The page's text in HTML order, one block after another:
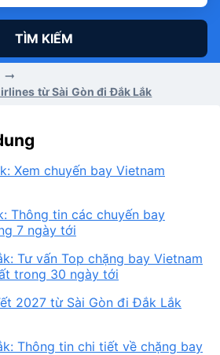
TÌM KIẾM
từ Sài Gòn đi Đắk Lắk
Xem chuyến bay Vietnam
Thông tin các chuyến bay
7 ngày tới
Tư vấn Top chặng bay Vietnam
trong 30 ngày tới
2027 từ Sài Gòn đi Đắk Lắk
Thông tin chi tiết về chặng bay